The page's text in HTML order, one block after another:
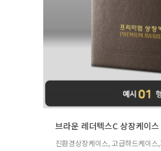
브라운 레더텍스C 상장케이
친환경상장케이스, 고급하드케이